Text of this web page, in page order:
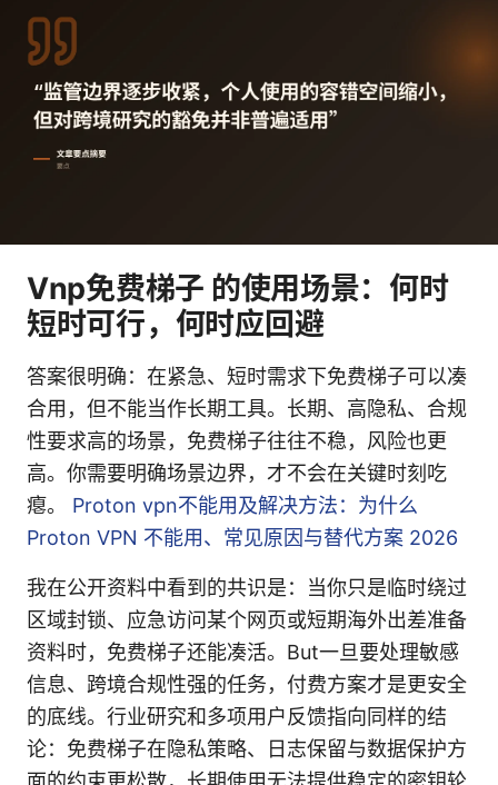
Vnp免费梯子 的使用场景：何时
短时可行，何时应回避
答案很明确：在紧急、短时需求下免费梯子可以凑
合用，但不能当作长期工具。长期、高隐私、合规
性要求高的场景，免费梯子往往不稳，风险也更
高。你需要明确场景边界，才不会在关键时刻吃
瘪。 Proton vpn不能用及解决方法：为什么
Proton VPN 不能用、常见原因与替代方案 2026
我在公开资料中看到的共识是：当你只是临时绕过
区域封锁、应急访问某个网页或短期海外出差准备
资料时，免费梯子还能凑活。But一旦要处理敏感
信息、跨境合规性强的任务，付费方案才是更安全
的底线。行业研究和多项用户反馈指向同样的结
论：免费梯子在隐私策略、日志保留与数据保护方